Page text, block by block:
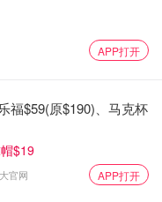
四位共和党任命的大
改变。据该人士称，民
多份异议书。首席大
他是加入已经写好
清楚。
APP打开
福$59(原$190)、马克杯
$19
官网 APP打开